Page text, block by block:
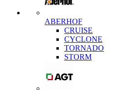
ABERHOF
CRUISE
CYCLONE
TORNADO
STORM